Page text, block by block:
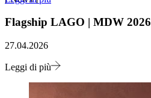
Flagship LAGO | MDW 2026
27.04.2026
Leggi di più